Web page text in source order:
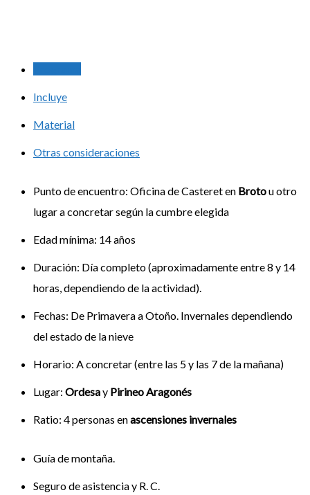
Incluye
Material
Otras consideraciones
Punto de encuentro: Oficina de Casteret en Brotou otro
lugar a concretar según la cumbre elegida
Edad mínima: 14 años
Duración: Día completo (aproximadamente entre 8 y 14
horas, dependiendo de la actividad).
Fechas: De Primavera a Otoño. Invernales dependiendo
del estado de la nieve
Horario: A concretar (entre las 5 y las 7 de la mañana)
Lugar: Ordesay Pirineo Aragonés
Ratio: 4 personas enascensiones invernales
Guía de montaña.
Seguro de asistencia y R. C.